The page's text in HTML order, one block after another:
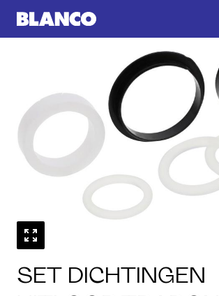
SET DICHTINGEN